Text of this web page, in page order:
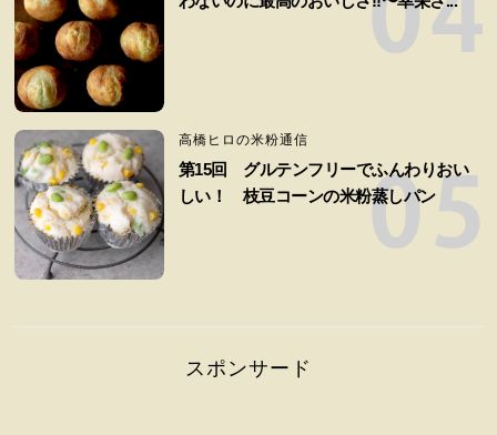
高橋ヒロの米粉通信
第15回 グルテンフリーでふんわりおい
しい！ 枝豆コーンの米粉蒸しパン
スポンサード